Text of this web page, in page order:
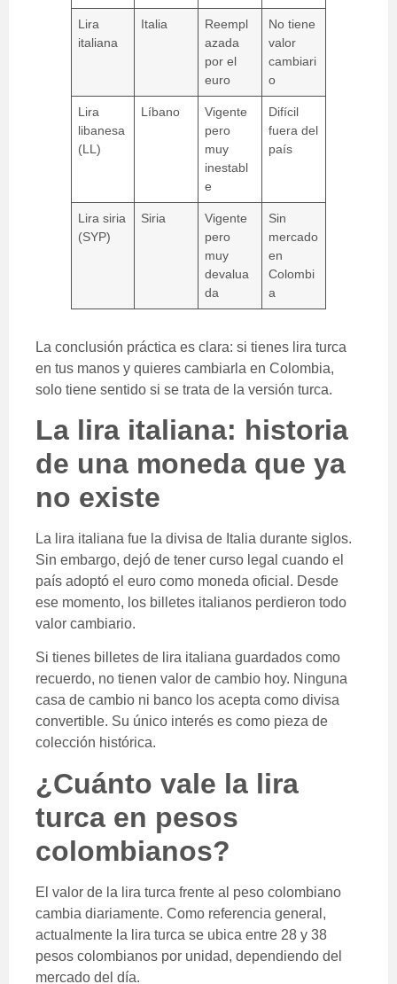
Lira
italiana
Italia
Reempl
azada
por el
euro
No tiene
valor
cambiari
o
Lira
libanesa
(LL)
Líbano
Vigente
pero
muy
inestabl
e
Difícil
fuera del
país
Lira siria
(SYP)
Siria
Vigente
pero
muy
devalua
da
Sin
mercado
en
Colombi
a
La conclusión práctica es clara: si tienes lira turca
en tus manos y quieres cambiarla en Colombia,
solo tiene sentido si se trata de la versión turca.
La lira italiana: historia
de una moneda que ya
no existe
La lira italiana fue la divisa de Italia durante siglos.
Sin embargo, dejó de tener curso legal cuando el
país adoptó el euro como moneda oficial. Desde
ese momento, los billetes italianos perdieron todo
valor cambiario.
Si tienes billetes de lira italiana guardados como
recuerdo, no tienen valor de cambio hoy. Ninguna
casa de cambio ni banco los acepta como divisa
convertible. Su único interés es como pieza de
colección histórica.
¿Cuánto vale la lira
turca en pesos
colombianos?
El valor de la lira turca frente al peso colombiano
cambia diariamente. Como referencia general,
actualmente la lira turca se ubica entre 28 y 38
pesos colombianos por unidad, dependiendo del
mercado del día.